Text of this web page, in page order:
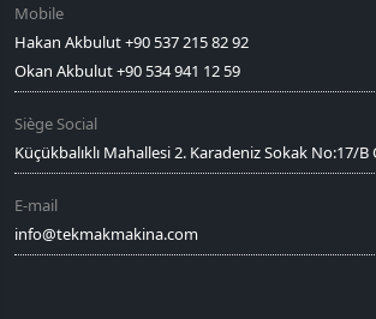
Mobile
Hakan Akbulut +90 537 215 82 92
Okan Akbulut +90 534 941 12 59
Siège Social
Küçükbalıklı Mahallesi 2. Karadeniz Sokak No:17/
E-mail
info@tekmakmakina.com